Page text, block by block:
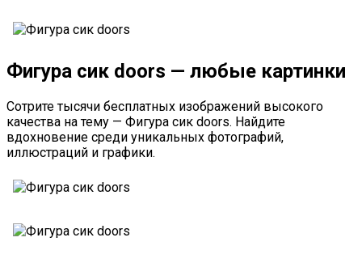
Фигура сик doors — любые картинки
Сотрите тысячи бесплатных изображений высокого
качества на тему — Фигура сик doors. Найдите
вдохновение среди уникальных фотографий,
иллюстраций и графики.